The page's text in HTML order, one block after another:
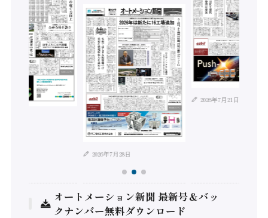
2026年7月28日
2026年7月21日
オートメーション新聞 最新号＆バッ
クナンバー無料ダウンロード